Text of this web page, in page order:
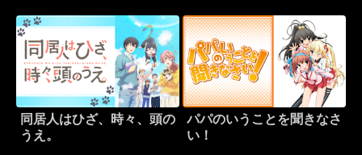
同居人はひざ、時々、頭の
うえ。
パパのいうことを聞きなさ
い！